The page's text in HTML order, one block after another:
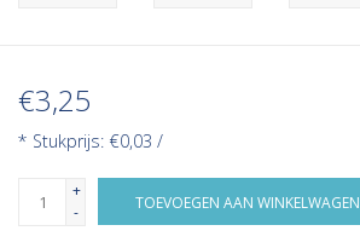
€3,25
* Stukprijs: €0,03 /
+
-
TOEVOEGEN AAN WINKELWAGEN